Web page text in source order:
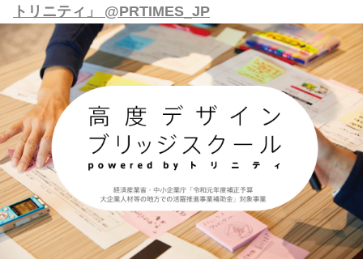
トリニティ」 @PRTIMES_JP